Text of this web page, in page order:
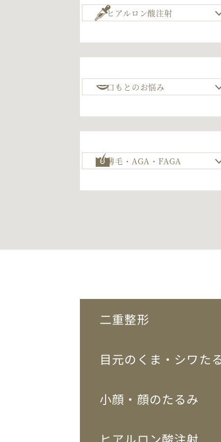
ヒアルロン酸注射
口もとのお悩み
薄毛・AGA・FAGA
二重整形
目元のくま・シワた
小顔・顔のたるみ